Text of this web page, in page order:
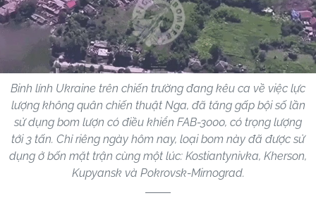
Binh lính Ukraine trên chiến trường đang kêu ca về việc lực
lượng không quân chiến thuật Nga, đã tăng gấp bội số lần
sử dụng bom lượn có điều khiển FAB-3000, có trọng lượng
tới 3 tấn. Chỉ riêng ngày hôm nay, loại bom này đã được sử
dụng ở bốn mặt trận cùng một lúc: Kostiantynivka, Kherson,
Kupyansk và Pokrovsk-Mirnograd.